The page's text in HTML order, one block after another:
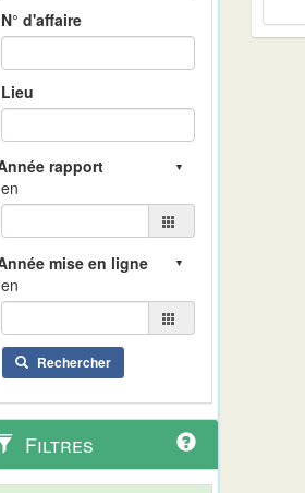
N° d'affaire
Lieu
en
en
Rechercher
Filtres